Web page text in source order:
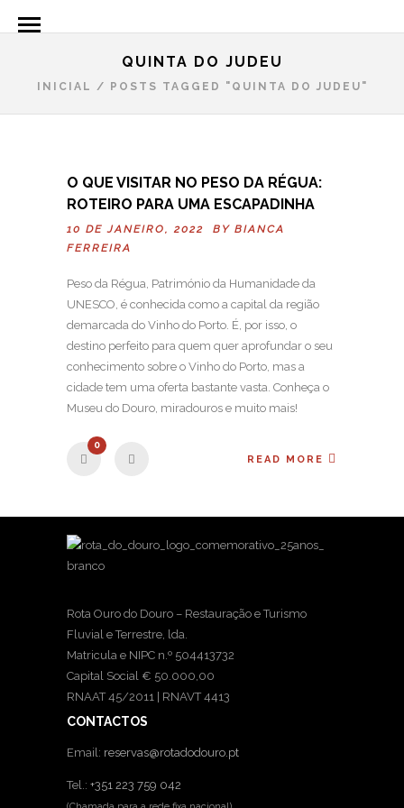
QUINTA DO JUDEU
INICIAL / POSTS TAGGED "QUINTA DO JUDEU"
O QUE VISITAR NO PESO DA RÉGUA:
ROTEIRO PARA UMA ESCAPADINHA
10 DE JANEIRO, 2022 BY BIANCA
FERREIRA
Peso da Régua, Património da Humanidade da
UNESCO, é conhecida como a capital da região
demarcada do Vinho do Porto. É, por isso, o
destino perfeito para quem quer aprofundar o seu
conhecimento sobre o Vinho do Porto, mas a
cidade tem uma oferta bastante vasta. Conheça o
Museu do Douro, miradouros e muito mais!
0
READ MORE
Rota Ouro do Douro – Restauração e Turismo
Fluvial e Terrestre, lda.
Matricula e NIPC n.º 504413732
Capital Social € 50.000,00
RNAAT 45/2011 | RNAVT 4413
CONTACTOS
Email: reservas@rotadodouro.pt
Tel.: +351 223 759 042